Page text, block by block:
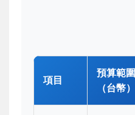
項目
預算範圍
（台幣）